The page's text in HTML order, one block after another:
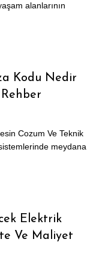
alanlarının
Kodu Nedir
Cozum Ve Teknik
meydana
Elektrik
Ve Maliyet